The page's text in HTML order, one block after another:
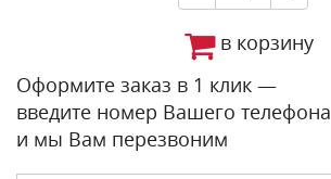
в корзину
Оформите заказ в 1 клик —
введите номер Вашего телефона
и мы Вам перезвоним